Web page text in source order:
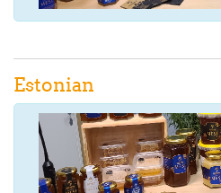
Estonian